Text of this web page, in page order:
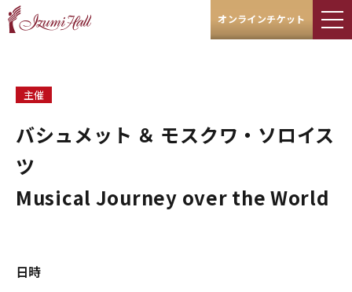
オンラインチケット
主催
バシュメット ＆ モスクワ・ソロイス
ツ
Musical Journey over the World
日時